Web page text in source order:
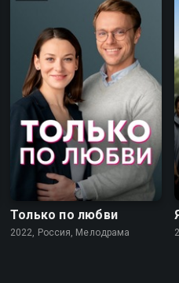
Только по любви
2022, Россия, Мелодрама